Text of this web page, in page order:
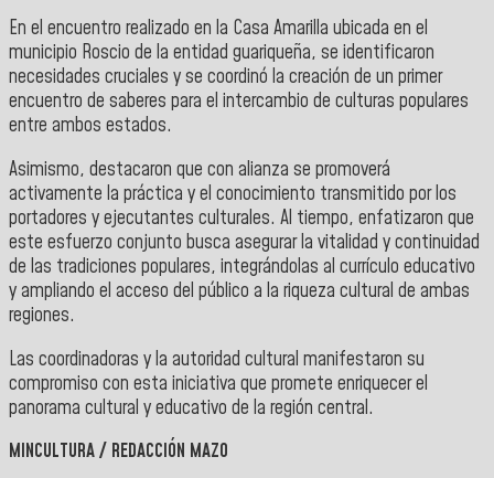
En el encuentro realizado en la Casa Amarilla ubicada en el
municipio Roscio de la entidad guariqueña, se identificaron
necesidades cruciales y se coordinó la creación de un primer
encuentro de saberes para el intercambio de culturas populares
entre ambos estados.
Asimismo, destacaron que con alianza se promoverá
activamente la práctica y el conocimiento transmitido por los
portadores y ejecutantes culturales. Al tiempo, enfatizaron que
este esfuerzo conjunto busca asegurar la vitalidad y continuidad
de las tradiciones populares, integrándolas al currículo educativo
y ampliando el acceso del público a la riqueza cultural de ambas
regiones.
Las coordinadoras y la autoridad cultural manifestaron su
compromiso con esta iniciativa que promete enriquecer el
panorama cultural y educativo de la región central.
MINCULTURA / REDACCIÓN MAZO